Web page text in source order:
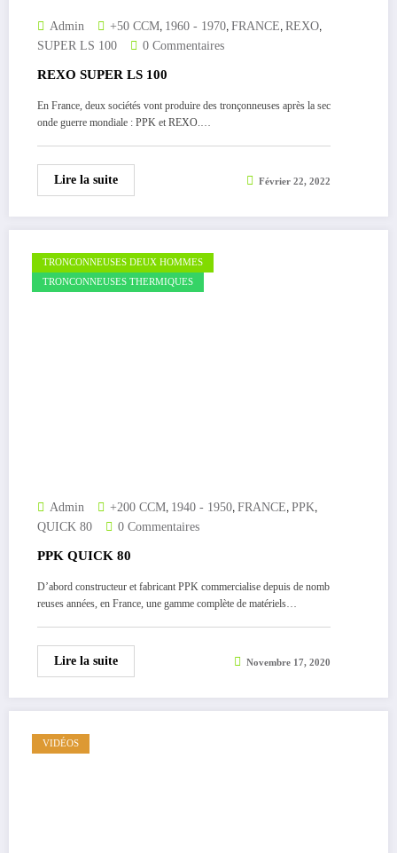
Admin +50 CCM, 1960 - 1970, FRANCE, REXO,
SUPER LS 100 0 Commentaires
REXO SUPER LS 100
En France, deux sociétés vont produire des tronçonneuses après la sec
onde guerre mondiale : PPK et REXO.…
Lire la suite Février 22, 2022
TRONCONNEUSES DEUX HOMMES
TRONCONNEUSES THERMIQUES
Admin +200 CCM, 1940 - 1950, FRANCE, PPK,
QUICK 80 0 Commentaires
PPK QUICK 80
D’abord constructeur et fabricant PPK commercialise depuis de nomb
reuses années, en France, une gamme complète de matériels…
Lire la suite Novembre 17, 2020
VIDÉOS